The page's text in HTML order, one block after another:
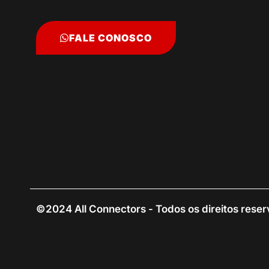
FALE CONOSCO
©2024 All Connectors - Todos os direitos